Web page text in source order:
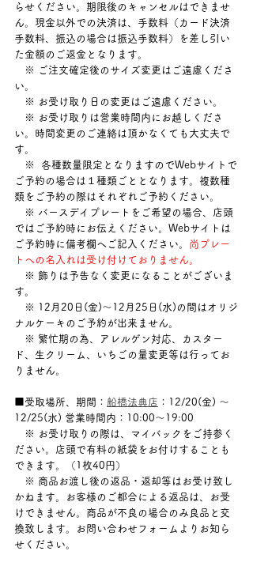
らせください。期限後のキャンセルはできませ
ん。現金以外での決済は、手数料（カード決済
手数料、振込の場合は振込手数料）を差し引い
た金額のご返金となります。
※ ご注文確定後のサイズ変更はご遠慮くださ
い。
※ お受け取り日の変更はご遠慮ください。
※ お受け取りは営業時間内にお越しくださ
い。時間変更のご連絡は頂かなくても大丈夫で
す。
※  各種数量限定となりますのでWebサイトで
ご予約の場合は１種類ごととなります。複数種
類をご予約の際はそれぞれご予約ください。
※ バースデイプレートをご希望の場合、店頭
ではご予約時にお伝えください。Webサイトは
ご予約時に備考欄へご記入ください。 尚プレー
トへの名入れは受け付けておりません。
※ 飾りは予告なく変更になることがございま
す。
※ 12月20日(金)〜12月25日(水)の間はオリジ
ナルケーキのご予約が出来ません。
※ 繁忙期の為、アレルゲン対応、カスター
ド、生クリーム、いちごの量変更等は行ってお
りません。
■受取場所、期間： 船橋法典店 ：12/20(金) ～
12/25(水) 営業時間内：10:00〜19:00
※ お受け取りの際は、マイバックをご持参く
ださい。店頭で有料の紙袋をお付けすることも
できます。（1枚40円）
※ 商品お渡し後の返品・返却等はお受け致し
かねます。お客様のご都合による返品は、お受
けできません。商品が不良の場合のみ良品と交
換致します。お問い合わせフォームよりお知ら
せください。